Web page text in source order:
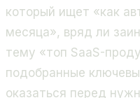
который ищет «как
месяца», вряд ли
тему «топ SaaS-
подобранные
оказаться перед